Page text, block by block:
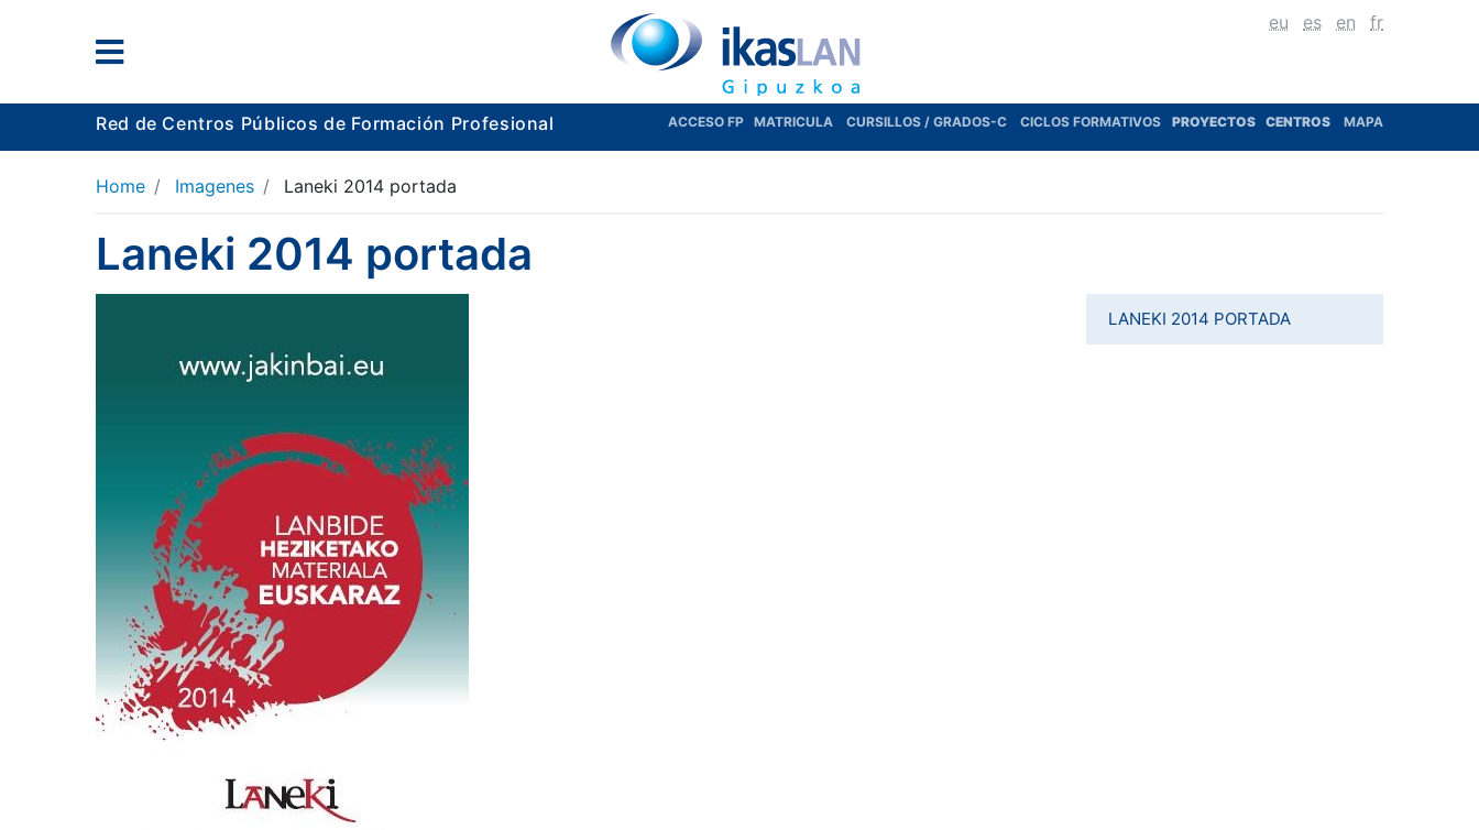
eu es en fr
Red de Centros Públicos de Formación Profesional ACCESO FP MATRICULA CURSILLOS / GRADOS-C CICLOS FORMATIVOS PROYECTOS CENTROS MAPA
Home Imagenes Laneki 2014 portada
Laneki 2014 portada
LANEKI 2014 PORTADA